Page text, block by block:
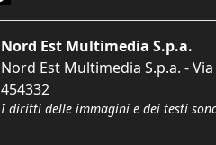
Nord Est Multimedia S.p.a.
Nord Est Multimedia S.p.a. - Via
454332
I diritti delle immagini e dei testi